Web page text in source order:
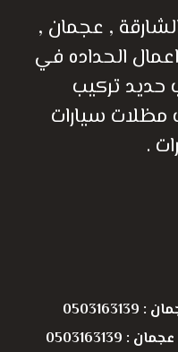
, عجمان ,
الحداده في
حديد تركيب
مظلات سيارات
.